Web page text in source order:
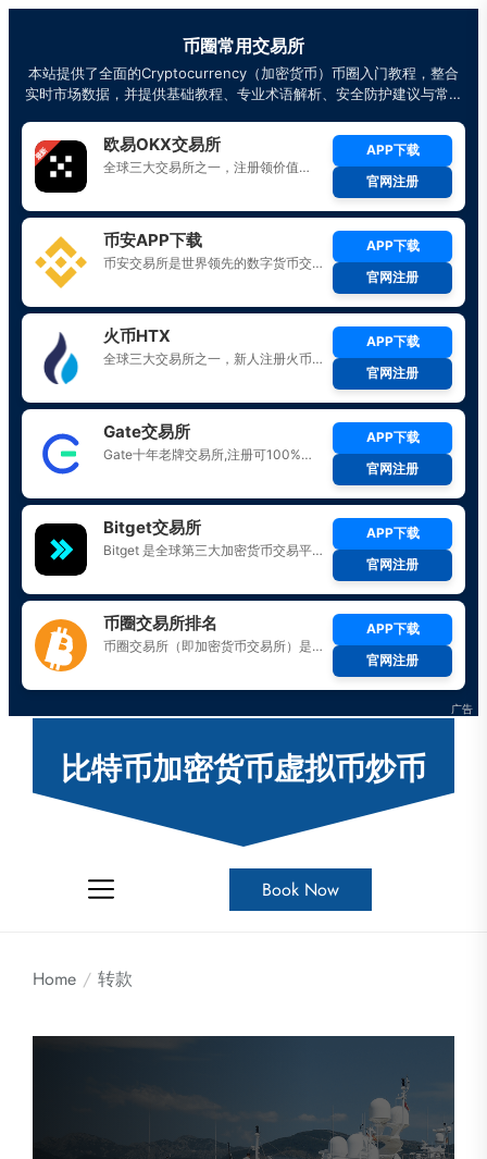
比特币加密货币虚拟币炒币
Book Now
Home 转款